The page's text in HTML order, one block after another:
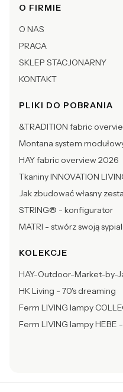
O FIRMIE
O NAS
PRACA
SKLEP STACJONARNY
KONTAKT
PLIKI DO POBRANIA
&TRADITION fabric
Montana system
HAY fabric overview 2026
Tkaniny INNOVATION
Jak zbudować własny
STRING® - konfigurator
MATRI - stwórz swoją
KOLEKCJE
HAY-Outdoor-Market-by-
HK Living - 70's dreaming
Ferm LIVING lampy
Ferm LIVING lampy HEBE -